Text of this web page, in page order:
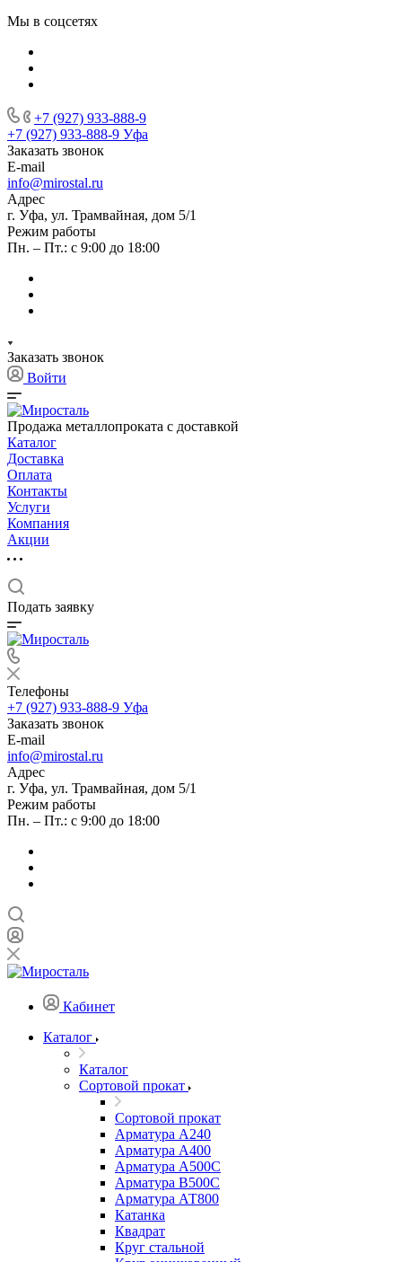
Мы в соцсетях
+7 (927) 933-888-9
+7 (927) 933-888-9 Уфа
Заказать звонок
E-mail
info@mirostal.ru
Адрес
г. Уфа, ул. Трамвайная, дом 5/1
Режим работы
Пн. – Пт.: с 9:00 до 18:00
Заказать звонок
Войти
Продажа металлопроката с доставкой
Каталог
Доставка
Оплата
Контакты
Услуги
Компания
Акции
Подать заявку
Телефоны
+7 (927) 933-888-9 Уфа
Заказать звонок
E-mail
info@mirostal.ru
Адрес
г. Уфа, ул. Трамвайная, дом 5/1
Режим работы
Пн. – Пт.: с 9:00 до 18:00
Кабинет
Каталог
Каталог
Сортовой прокат
Сортовой прокат
Арматура А240
Арматура А400
Арматура А500C
Арматура В500С
Арматура АТ800
Катанка
Квадрат
Круг стальной